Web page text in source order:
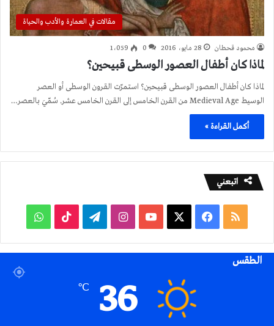
مقالات في العمارة والأدب والحياة
محمود قحطان 28 مايو، 2016 0 1٬059
لماذا كان أطفال العصور الوسطى قبيحين؟
لماذا كان أطفال العصور الوسطى قبيحين؟ استمرّت القرون الوسطى أو العصر
الوسيط Medieval Age من القرن الخامس إلى القرن الخامس عشر. سُمّيَ بالعصر…
أكمل القراءة »
اتبعني
ملخص
الموقع
فيسبوك ‫YouTubeانستقرامتيلقرام ‫TikTokواتساب
الطقس
36
℃